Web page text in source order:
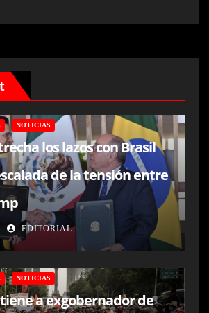
NOTICIAS
los lazos con Brasil
de la tensión entre
EDITORIAL
NOTICIAS
a exgobernador de